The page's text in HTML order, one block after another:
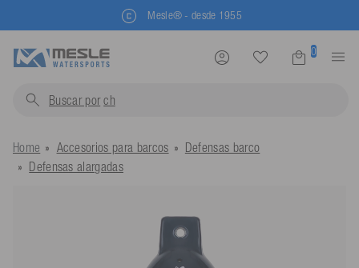
Mesle® - desde 1955
0
Buscar por chalecos s
Home Accesorios para barcos
Defensas barco
Defensas alargadas